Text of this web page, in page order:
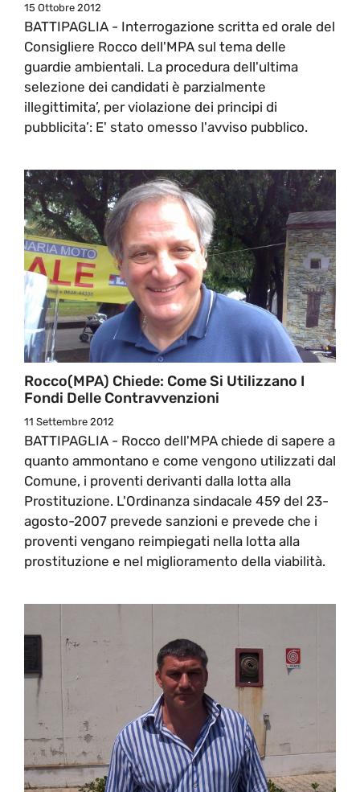
15 Ottobre 2012
BATTIPAGLIA - Interrogazione scritta ed orale del
Consigliere Rocco dell'MPA sul tema delle
guardie ambientali. La procedura dell'ultima
selezione dei candidati è parzialmente
illegittimita’, per violazione dei principi di
pubblicita’: E' stato omesso l'avviso pubblico.
Rocco(MPA) Chiede: Come Si Utilizzano I
Fondi Delle Contravvenzioni
11 Settembre 2012
BATTIPAGLIA - Rocco dell'MPA chiede di sapere a
quanto ammontano e come vengono utilizzati dal
Comune, i proventi derivanti dalla lotta alla
Prostituzione. L'Ordinanza sindacale 459 del 23-
agosto-2007 prevede sanzioni e prevede che i
proventi vengano reimpiegati nella lotta alla
prostituzione e nel miglioramento della viabilità.